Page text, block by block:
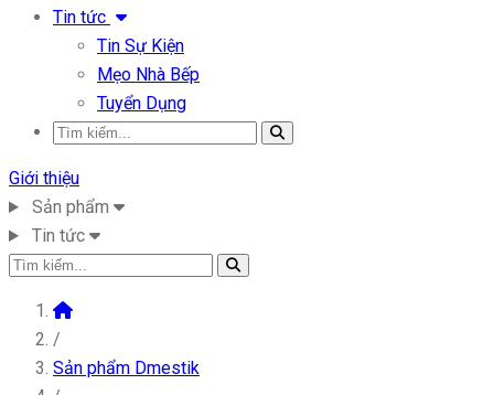
Tin tức
Tin Sự Kiện
Mẹo Nhà Bếp
Tuyển Dụng
Giới thiệu
Sản phẩm
Tin tức
/
Sản phẩm Dmestik